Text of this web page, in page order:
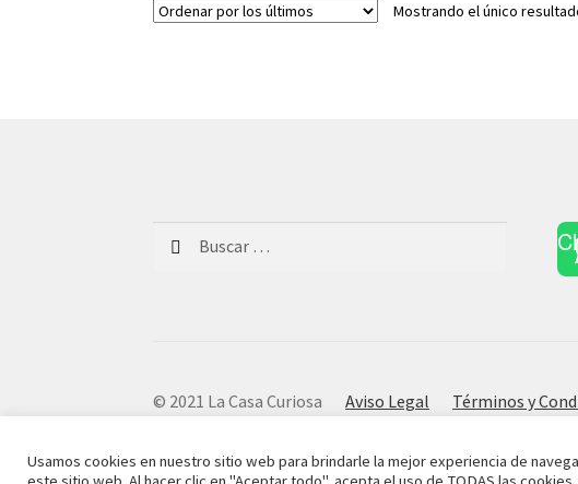
Mostrando el único
© 2021 La Casa CuriosaAviso Legal Términos y
Usamos cookies en nuestro sitio web para brindarle la mejor experiencia de